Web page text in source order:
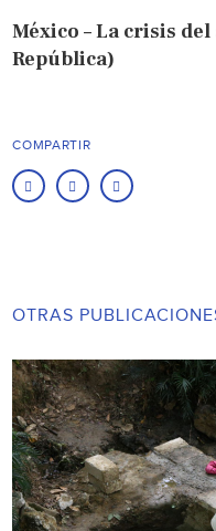
México – La crisis
República)
COMPARTIR
OTRAS